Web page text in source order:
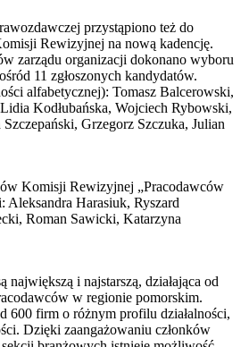
przystąpiono też do
Rewizyjnej na nową kadencję.
zarządu organizacji dokonano wyboru
11 zgłoszonych kandydatów.
alfabetycznej): Tomasz Balcerowski,
Kodłubańska, Wojciech Rybowski,
Grzegorz Szczuka, Julian
Komisji Rewizyjnej „Pracodawców
Aleksandra Harasiuk, Ryszard
Roman Sawicki, Katarzyna
największą i najstarszą, działająca od
w regionie pomorskim.
600 firm o różnym profilu działalności,
Dzięki zaangażowaniu członków